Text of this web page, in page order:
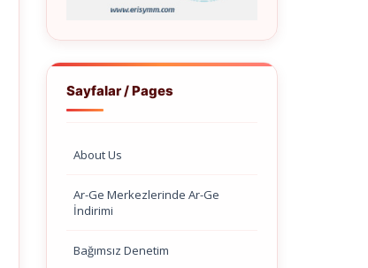
Sayfalar / Pages
About Us
Ar-Ge Merkezlerinde Ar-Ge
İndirimi
Bağımsız Denetim